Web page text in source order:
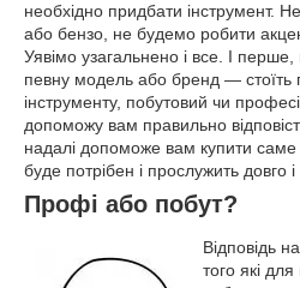
необхідно придбати інструмент.
або бензо, не будемо робити
Уявімо узагальнено і все. І
певну модель або бренд — стоїть
інструменту, побутовий чи
допоможу вам правильно
надалі допоможе вам купити саме
буде потрібен і прослужить довго
Профі або побут?
Відповідь
того які